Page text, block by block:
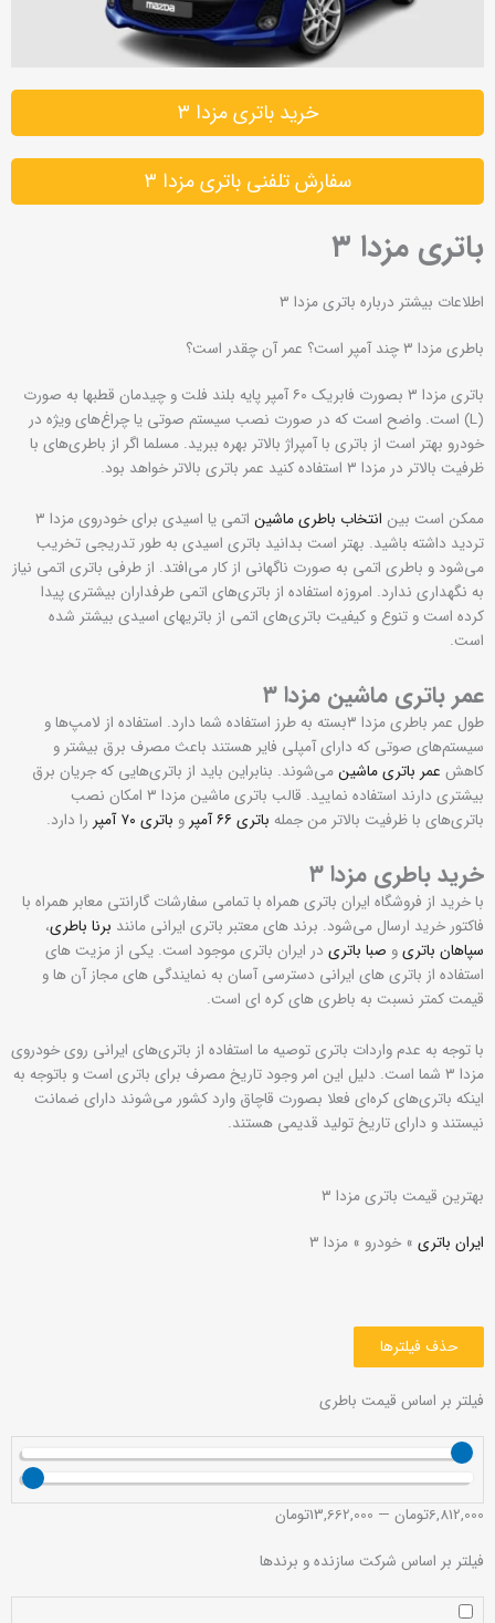
خرید باتری مزدا ۳
سفارش تلفنی باتری مزدا ۳
باتری مزدا ۳
اطلاعات بیشتر درباره باتری مزدا ۳
باطری مزدا ۳ چند آمپر است؟ عمر آن چقدر است؟
باتری مزدا ۳ بصورت فابریک ۶۰ آمپر پایه بلند فلت و چیدمان قطبها به صورت
(L) است. واضح است که در صورت نصب سیستم صوتی یا چراغ‌های ویژه در
خودرو بهتر است از باتری با آمپراژ بالاتر بهره ببرید. مسلما اگر از باطری‌های با
ظرفیت بالاتر در مزدا ۳ استفاده کنید عمر باتری بالاتر خواهد بود.
ممکن است بین انتخاب باطری ماشین
اتمی یا اسیدی برای خودروی مزدا ۳
تردید داشته باشید. بهتر است بدانید باتری اسیدی به طور تدریجی تخریب
می‌شود و باطری اتمی به صورت ناگهانی از کار می‌افتد. از طرفی باتری اتمی نیاز
به نگهداری ندارد. امروزه استفاده از باتری‌های اتمی طرفداران بیشتری پیدا
کرده است و تنوع و کیفیت باتری‌های اتمی از باتریهای اسیدی بیشتر شده
است.
عمر باتری ماشین مزدا ۳
طول عمر باطری مزدا ۳بسته به طرز استفاده شما دارد. استفاده از لامپ‌ها و
سیستم‌های صوتی که دارای آمپلی فایر هستند باعث مصرف برق بیشتر و
کاهش عمر باتری ماشینمی‌شوند. بنابراین باید از باتری‌هایی که جریان برق
بیشتری دارند استفاده نمایید. قالب باتری ماشین مزدا ۳ امکان نصب
باتری‌های با ظرفیت بالاتر من جمله باتری ۶۶ آمپر و باتری ۷۰ آمپر را دارد.
خرید باطری مزدا ۳
با خرید از فروشگاه ایران باتری همراه با تمامی سفارشات گارانتی معابر همراه با
فاکتور خرید ارسال می‌شود. برند های معتبر باتری ایرانی مانند برنا باطری،
سپاهان باتریو صبا باتری در ایران باتری موجود است. یکی از مزیت های
استفاده از باتری های ایرانی دسترسی آسان به نمایندگی های مجاز آن ها و
قیمت کمتر نسبت به باطری های کره ای است.
با توجه به عدم واردات باتری توصیه ما استفاده از باتری‌های ایرانی روی خودروی
مزدا ۳ شما است. دلیل این امر وجود تاریخ مصرف برای باتری است و باتوجه به
اینکه باتری‌های کره‌ای فعلا بصورت قاچاق وارد کشور می‌شوند دارای ضمانت
نیستند و دارای تاریخ تولید قدیمی هستند.
بهترین قیمت باتری مزدا ۳
ایران باتری » خودرو » مزدا ۳
حذف فیلترها
فیلتر بر اساس قیمت باطری
6,812,000تومان —
13,662,000تومان
فیلتر بر اساس شرکت سازنده و برندها